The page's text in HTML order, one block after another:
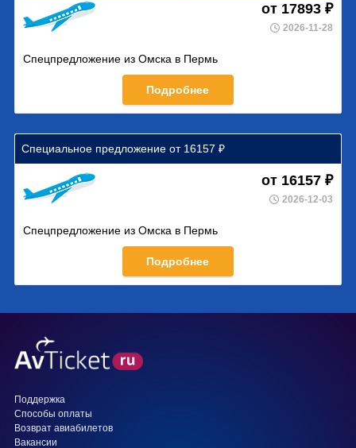
от 17893 ₽
2026-11-28
Спецпредложение из Омска в Пермь
Подробнее
Специальное предложение от 16157 ₽
от 16157 ₽
2026-12-03
Спецпредложение из Омска в Пермь
Подробнее
Поддержка
Способы оплаты
Возврат авиабилетов
Вакансии